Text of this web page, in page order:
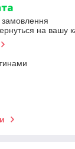
на вашу